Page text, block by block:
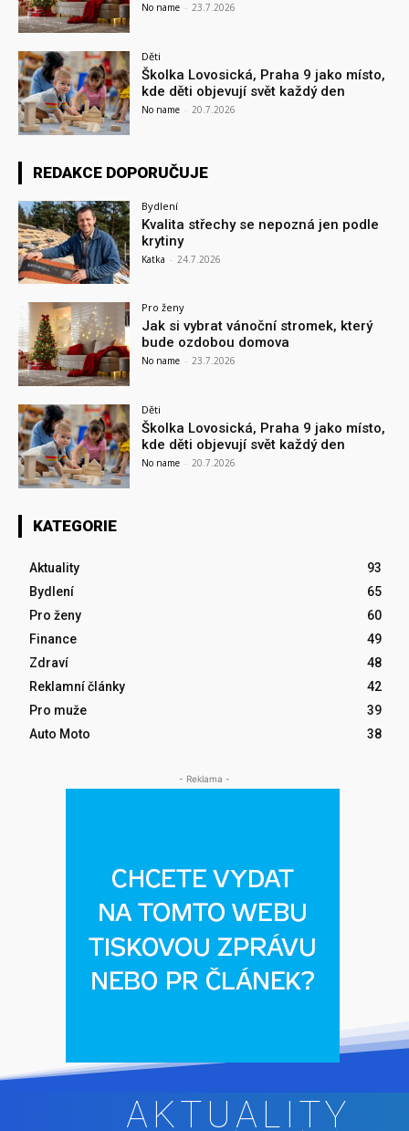
No name - 23.7.2026
Děti
Školka Lovosická, Praha 9 jako místo,
kde děti objevují svět každý den
No name - 20.7.2026
REDAKCE DOPORUČUJE
Bydlení
Kvalita střechy se nepozná jen podle
krytiny
Katka - 24.7.2026
Pro ženy
Jak si vybrat vánoční stromek, který
bude ozdobou domova
No name - 23.7.2026
Děti
Školka Lovosická, Praha 9 jako místo,
kde děti objevují svět každý den
No name - 20.7.2026
KATEGORIE
Aktuality
93
Bydlení
65
Pro ženy
60
Finance
49
Zdraví
48
Reklamní články
42
Pro muže
39
Auto Moto
38
- Reklama -
AKTUALITY